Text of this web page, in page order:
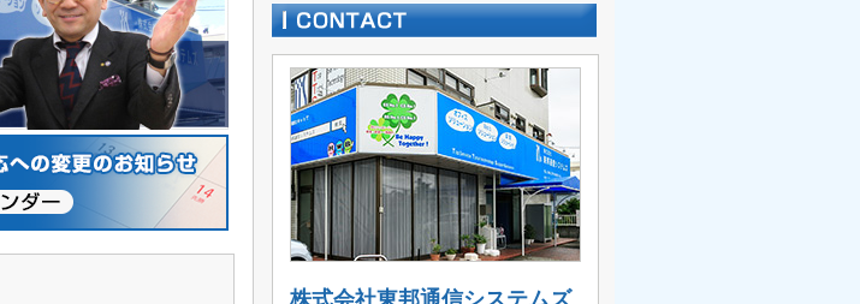
株式会社東邦通信システムズ